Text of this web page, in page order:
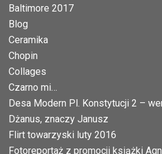
Baltimore 2017
Blog
Ceramika
Chopin
Collages
Czarno mi…
Desa Modern Pl. Konstytucji 2 –
Dżanus, znaczy Janusz
Flirt towarzyski luty 2016
Fotoreportaż z promocji książki